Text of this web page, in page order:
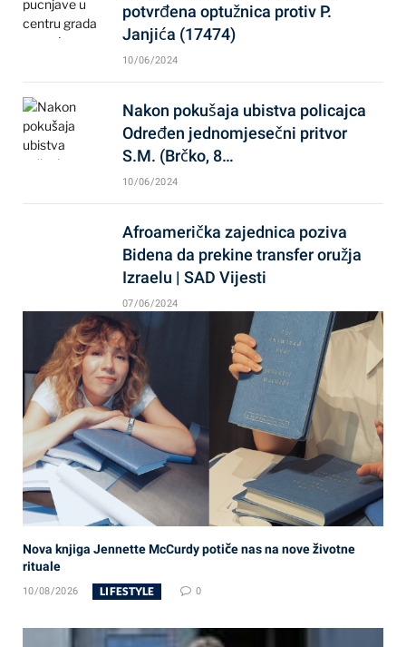
potvrđena optužnica protiv P.
Janjića (17474)
10/06/2024
Nakon pokušaja ubistva policajca
Određen jednomjesečni pritvor
S.M. (Brčko, 8…
10/06/2024
Afroamerička zajednica poziva
Bidena da prekine transfer oružja
Izraelu | SAD Vijesti
07/06/2024
Nova knjiga Jennette McCurdy potiče nas na nove životne
rituale
10/08/2026 LIFESTYLE 0